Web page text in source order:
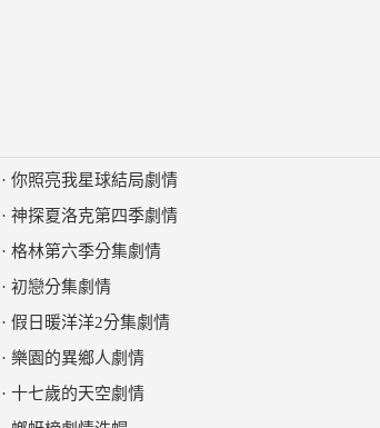
· 你照亮我星球結局劇情
· 神探夏洛克第四季劇情
· 格林第六季分集劇情
· 初戀分集劇情
· 假日暖洋洋2分集劇情
· 樂園的異鄉人劇情
· 十七歲的天空劇情